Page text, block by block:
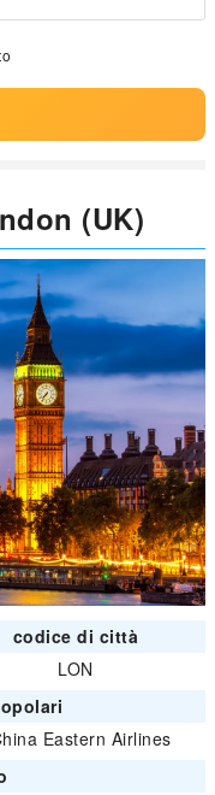
(UK)
codice di città
LON
Eastern Airlines